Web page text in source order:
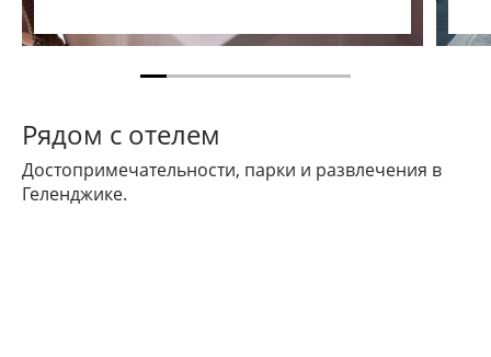
Рядом с отелем
Достопримечательности, парки и развлечения в
Геленджике.